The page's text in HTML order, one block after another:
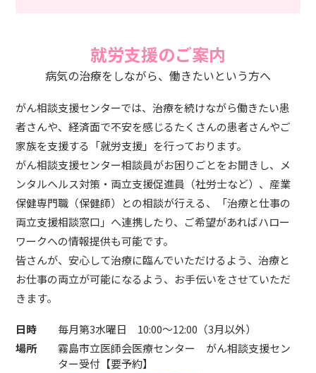
就労支援のご案内
病気の治療をしながら、働きたいという方へ
がん相談支援センターでは、治療を続けながら働きたい患
者さんや、経済面で不安を感じるたくさんの患者さんやご
家族を支援する「就労支援」を行っております。
がん相談支援センター相談員がお困りごとをお聞きし、メ
ンタルヘルス対策・両立支援促進員（社労士など）、産業
保健専門職（保健師）との相談が行える、「治療と仕事の
両立支援相談窓口」へ連携したり、ご希望があればハロー
ワークへの情報提供も可能です。
皆さんが、安心して治療に臨んでいただけるよう、治療と
お仕事の両立が可能になるよう、お手伝いをさせていただ
きます。
日時
毎月第3水曜日 10:00～12:00（3月以外）
場所
霧島市立医師会医療センター がん相談支援セン
ター受付【要予約】